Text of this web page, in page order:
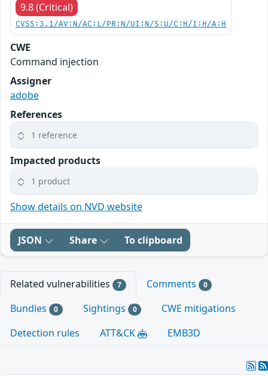
9.8 (Critical)
CVSS:3.1/AV:N/AC:L/PR:N/UI:N/S:U/C:H/I:H/A:H
CWE
Command injection
Assigner
adobe
References
1 reference
Impacted products
1 product
Show details on NVD website
JSON Share To clipboard
Related vulnerabilities 7 Comments 0
Bundles 0 Sightings 0
CWE mitigations
Detection rules
ATT&CK EMB3D